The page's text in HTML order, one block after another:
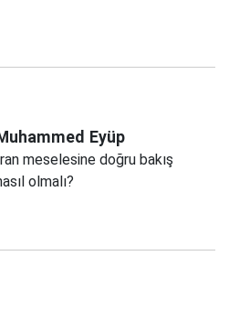
Eyüp
meselesine doğru bakış
olmalı?